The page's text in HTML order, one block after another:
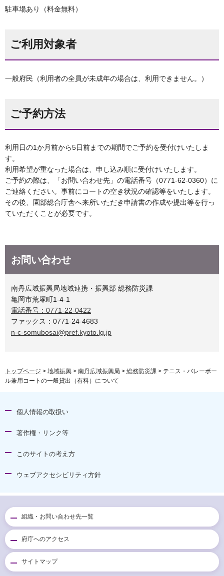
駐車場あり（料金無料）
ご利用対象者
一般府民（利用者の全員が未成年の場合は、利用できません。）
ご予約方法
利用日の1か月前から5日前までの期間でご予約を受付けいたしま
す。
利用希望が重なった場合は、申し込み順に受付けいたします。
ご予約の際は、「お問い合わせ先」の電話番号（0771-62-0360）に
ご連絡ください。事前にコートの空き状況の確認等をいたします。
その後、園部総合庁舎へ来所いただき申請書の作成や提出等を行っ
ていただくことが必要です。
お問い合わせ
南丹広域振興局地域連携・振興部 総務防災課
亀岡市荒塚町1-4-1
電話番号：0771-22-0422
ファックス：0771-24-4683
n-c-somubosai@pref.kyoto.lg.jp
トップページ > 地域振興 > 南丹広域振興局 > 総務防災課 > テニス・バレーボー
ル兼用コートの一般貸出（有料）について
個人情報の取扱い
著作権・リンク等
このサイトの考え方
ウェブアクセシビリティ方針
組織・お問い合わせ先一覧
府庁へのアクセス
サイトマップ